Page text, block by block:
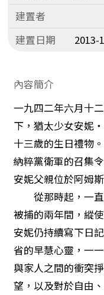
建置者
建置日期
2013-
內容簡介
一九四二年六月十
下，猶太少女安妮
十三歲的生日禮物
納粹黨衛軍的召集
安妮父親位於阿姆
從那時起，一直
被捕的兩年間，縱
安妮仍持續寫下日
省的早慧心靈，一
與家人之間的衝突
望，以及對於自由